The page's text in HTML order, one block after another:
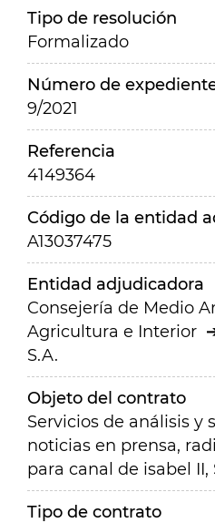
Tipo de resolución
Formalizado
Número de
9/2021
Referencia
4149364
Código de la entidad
A13037475
Entidad adjudicadora
Consejería de Medio
Agricultura e Interior
S.A.
Objeto del contrato
Servicios de análisis y
noticias en prensa,
para canal de isabel II,
Tipo de contrato